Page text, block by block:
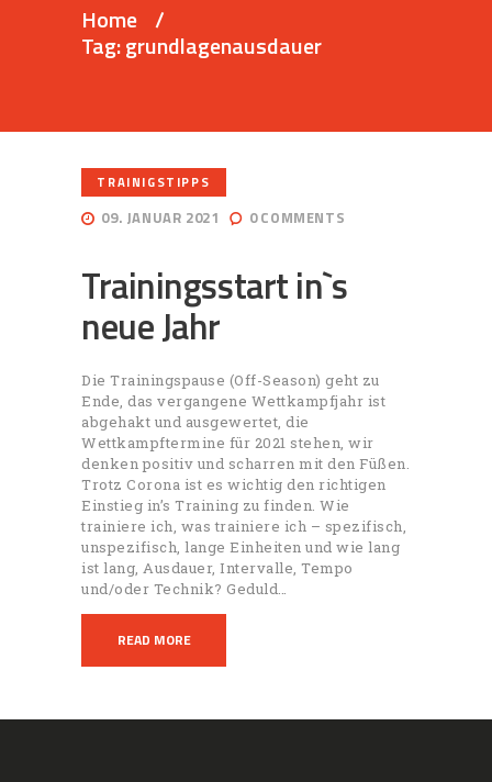
Home
Tag: grundlagenausdauer
TRAINIGSTIPPS
09. JANUAR 2021 0COMMENTS
Trainingsstart in`s
neue Jahr
Die Trainingspause (Off-Season) geht zu
Ende, das vergangene Wettkampfjahr ist
abgehakt und ausgewertet, die
Wettkampftermine für 2021 stehen, wir
denken positiv und scharren mit den Füßen.
Trotz Corona ist es wichtig den richtigen
Einstieg in’s Training zu finden. Wie
trainiere ich, was trainiere ich – spezifisch,
unspezifisch, lange Einheiten und wie lang
ist lang, Ausdauer, Intervalle, Tempo
und/oder Technik? Geduld…
READ MORE